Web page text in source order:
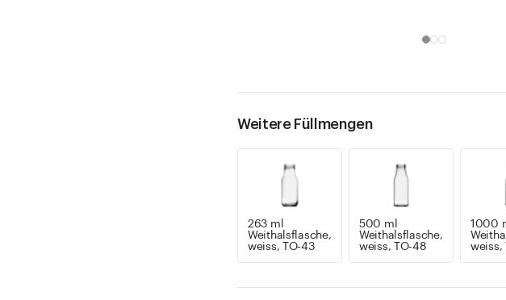
Weitere Füllmengen
263 ml
Weithalsflasche,
weiss, TO-43
500 ml
Weithalsflasche,
weiss, TO-48
1000
weiss,